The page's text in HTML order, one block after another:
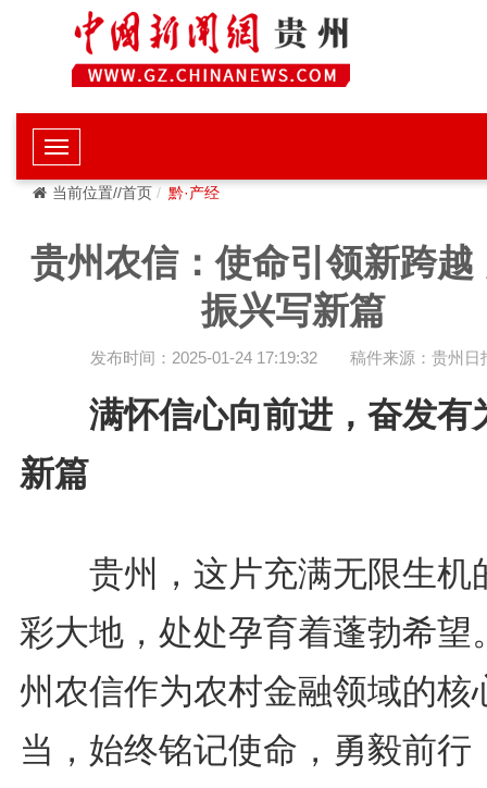
当前位置//首页 黔·产经
贵州农信：使命引领新跨越
振兴写新篇
发布时间：2025-01-24 17:19:32 稿件来源：贵州日
满怀信心向前进，奋发有
新篇
贵州，这片充满无限生机
彩大地，处处孕育着蓬勃希望
州农信作为农村金融领域的核
当，始终铭记使命，勇毅前行